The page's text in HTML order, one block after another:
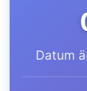
Datum